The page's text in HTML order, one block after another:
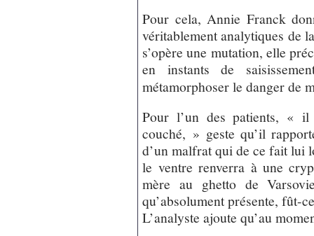
Pour cela, Annie Franck
véritablement analytiques de
s’opère une mutation, elle
en instants de
métamorphoser le danger de
Pour l’un des patients, «
couché, » geste qu’il
d’un malfrat qui de ce fait lui
le ventre renverra à une
mère au ghetto de
qu’absolument présente, fût-
L’analyste ajoute qu’au